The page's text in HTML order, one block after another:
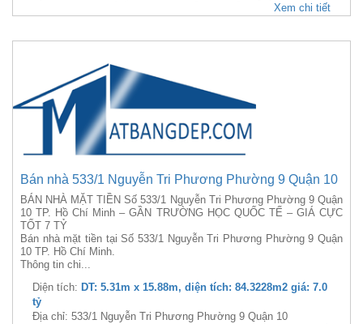
Xem chi tiết
Bán nhà 533/1 Nguyễn Tri Phương Phường 9 Quận 10
BÁN NHÀ MẶT TIỀN Số 533/1 Nguyễn Tri Phương Phường 9 Quận
10 TP. Hồ Chí Minh – GẦN TRƯỜNG HỌC QUỐC TẾ – GIÁ CỰC
TỐT 7 TỶ
Bán nhà mặt tiền tại Số 533/1 Nguyễn Tri Phương Phường 9 Quận
10 TP. Hồ Chí Minh.
Thông tin chi...
Diện tích: DT: 5.31m x 15.88m, diện tích: 84.3228m2 giá: 7.0
tỷ
Địa chỉ: 533/1 Nguyễn Tri Phương Phường 9 Quận 10